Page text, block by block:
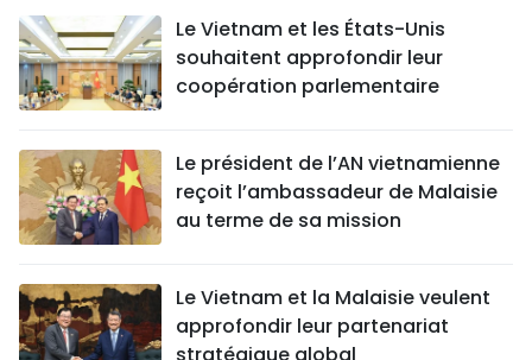
Le Vietnam et les États-Unis
souhaitent approfondir leur
coopération parlementaire
Le président de l’AN vietnamienne
reçoit l’ambassadeur de Malaisie
au terme de sa mission
Le Vietnam et la Malaisie veulent
approfondir leur partenariat
stratégique global